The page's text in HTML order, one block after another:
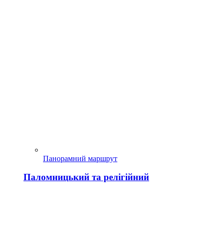
Панорамний маршрут
Паломницький та релігійний